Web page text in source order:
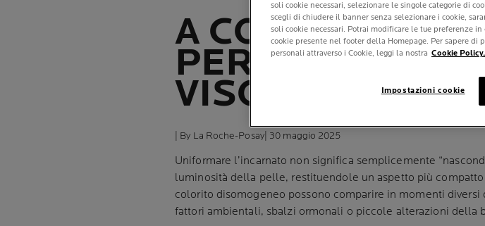
A COSA SERVE,
PERCHÉ
VISO
| By La Roche-Posay| 30 maggio 2025
Uniformare l’incarnato non significa semplicemente
luminosità della pelle, restituendole un aspetto più
colorito disomogeneo possono comparire in momenti
fattori ambientali, sbalzi ormonali o piccole alterazioni della
soli cookie necessari, selezionare le singole categorie di
scegli di chiudere il banner senza selezionare i cookie,
soli cookie necessari. Potrai modificare le tue preferenze
cookie presente nel footer della Homepage. Per sapere di
personali attraverso i Cookie, leggi la nostra Cookie Policy.
Impostazioni cookie